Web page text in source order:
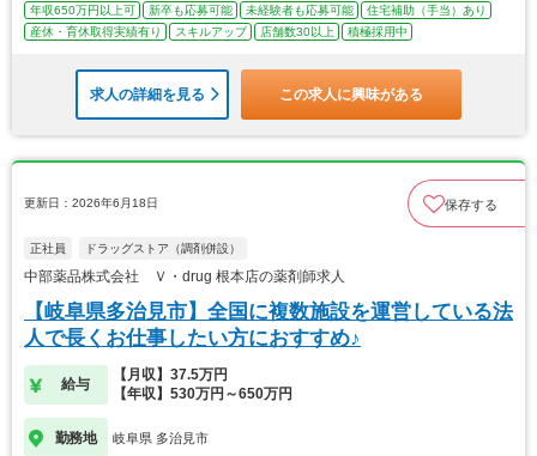
年収650万円以上可 新卒も応募可能 未経験者も応募可能
住宅補助（手当）あり
産休・育休取得実績有り
スキルアップ 店舗数30以上 積極採用中
求人の詳細を見る この求人に興味がある
更新日：2026年6月18日 保存する
正社員 ドラッグストア（調剤併設）
中部薬品株式会社 Ｖ・drug 根本店の薬剤師求人
【岐阜県多治見市】全国に複数施設を運営している法
人で長くお仕事したい方におすすめ♪
給与
【月収】37.5万円
【年収】530万円～650万円
勤務地 岐阜県 多治見市